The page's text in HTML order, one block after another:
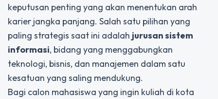
keputusan penting yang akan menentukan arah
karier jangka panjang. Salah satu pilihan yang
paling strategis saat ini adalah jurusan sistem
informasi, bidang yang menggabungkan
teknologi, bisnis, dan manajemen dalam satu
kesatuan yang saling mendukung.
Bagi calon mahasiswa yang ingin kuliah di kota